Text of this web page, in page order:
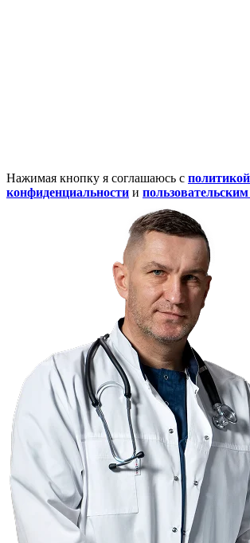
Нажимая кнопку я соглашаюсь с политикой
конфиденциальности и